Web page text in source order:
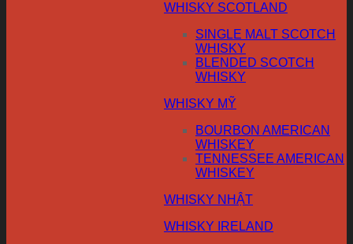
WHISKY SCOTLAND
SINGLE MALT SCOTCH
WHISKY
BLENDED SCOTCH
WHISKY
WHISKY MỸ
BOURBON AMERICAN
WHISKEY
TENNESSEE AMERICAN
WHISKEY
WHISKY NHẬT
WHISKY IRELAND